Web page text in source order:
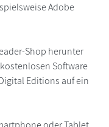
Adobe
Shop herunter
Software
Editions auf ein